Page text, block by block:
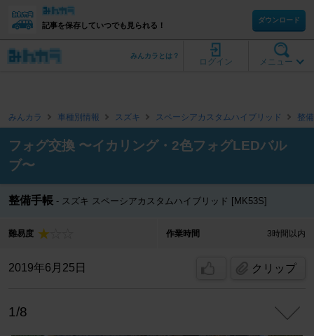
記事を保存していつでも見られる！
ダウンロード
メニュー
ログイン
みんカラとは？
みんカラ 車種別情報 スズキ スペーシアカスタムハイブリッド 整
フォグ交換 〜イカリング・2色フォグLEDバル
ブ〜
整備手帳 スズキ スペーシアカスタムハイブリッド [MK53S]
難易度 作業時間 3時間以内
2019年6月25日 クリップ
1/8